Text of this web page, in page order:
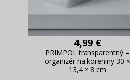
4,99 €
PRIMPOL transparentný –
organizér na koreniny 30 ×
13,4 × 8 cm